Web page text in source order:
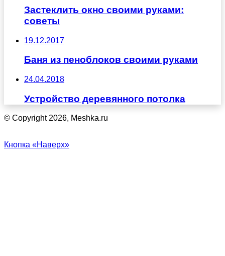
Застеклить окно своими руками:
советы
19.12.2017
Баня из пеноблоков своими руками
24.04.2018
Устройство деревянного потолка
© Copyright 2026, Meshka.ru
Кнопка «Наверх»